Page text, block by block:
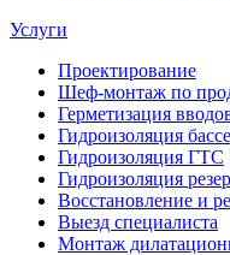
Услуги
Проектирование
Шеф-монтаж по
Герметизация
Гидроизоляция
Гидроизоляция ГТС
Гидроизоляция
Восстановление и
Выезд специалиста
Монтаж